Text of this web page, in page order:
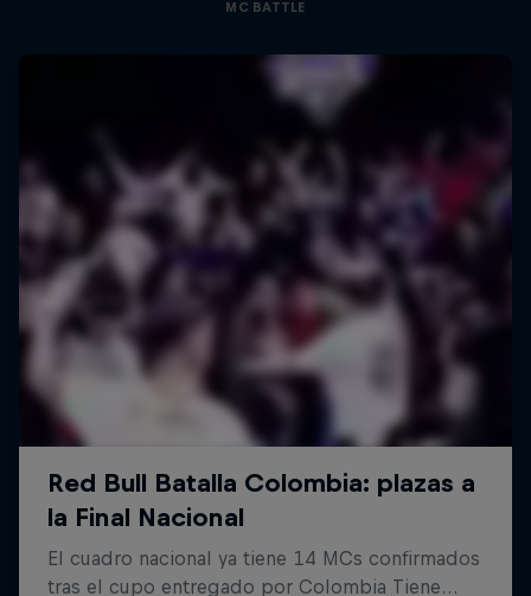
MC BATTLE